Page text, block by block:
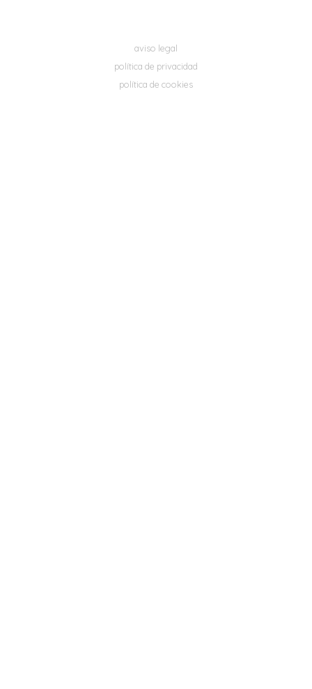
aviso legal
política de privacidad
política de cookies